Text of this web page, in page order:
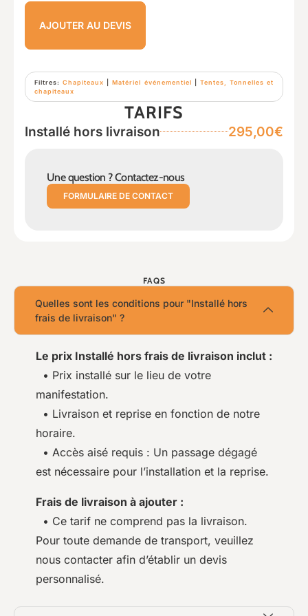
AJOUTER AU DEVIS
Filtres:Chapiteaux |Matériel événementiel
Tentes, Tonnelles et
chapiteaux
TARIFS
Installé hors livraison 295,00€
Une question ? Contactez-nous
FORMULAIRE DE CONTACT
FAQS
Quelles sont les conditions pour "Installé hors
frais de livraison" ?
Le prix Installé hors frais de livraison inclut :
• Prix installé sur le lieu de votre
manifestation.
• Livraison et reprise en fonction de notre
horaire.
• Accès aisé requis : Un passage dégagé
est nécessaire pour l’installation et la reprise.
Frais de livraison à ajouter :
• Ce tarif ne comprend pas la livraison.
Pour toute demande de transport, veuillez
nous contacter afin d’établir un devis
personnalisé.